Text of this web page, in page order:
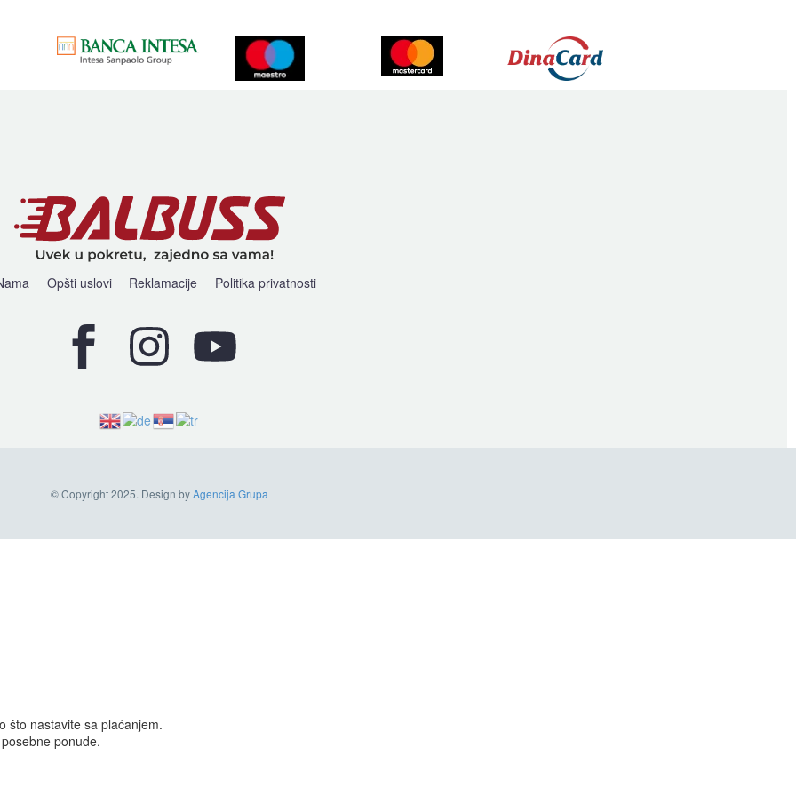
Opšti uslovi Reklamacije Politika privatnosti
© Copyright 2025. Design byAgencija Grupa
što nastavite sa plaćanjem.
ponude.